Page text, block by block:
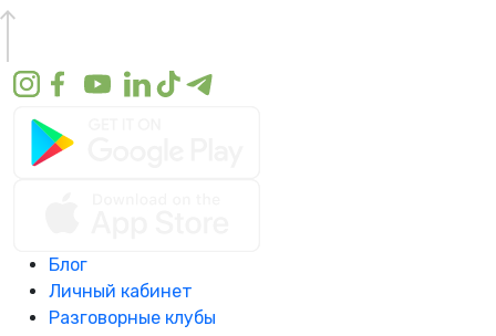
Блог
Личный кабинет
Разговорные клубы